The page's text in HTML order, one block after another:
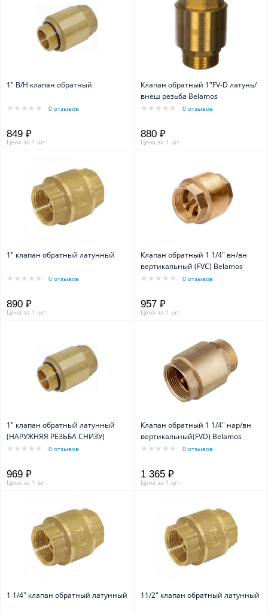
1" В/Н клапан обратный
0 отзывов
849 ₽
Цена за 1 шт.
Клапан обратный 1"FV-D латунь/
внеш резьба Belamos
0 отзывов
880 ₽
Цена за 1 шт.
1" клапан обратный латунный
0 отзывов
890 ₽
Цена за 1 шт.
Клапан обратный 1 1/4" вн/вн
вертикальный (FVC) Belamos
0 отзывов
957 ₽
Цена за 1 шт.
1" клапан обратный латунный
(НАРУЖНЯЯ РЕЗЬБА СНИЗУ)
0 отзывов
969 ₽
Цена за 1 шт.
Клапан обратный 1 1/4" нар/вн
вертикальный(FVD) Belamos
0 отзывов
1 365 ₽
Цена за 1 шт.
1 1/4" клапан обратный латунный 11/2" клапан обратный латунный